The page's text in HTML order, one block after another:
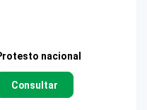
nacional
Consultar